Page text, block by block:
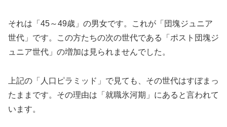
それは「45～49歳」の男女です。これが「団塊ジュニア
世代」です。この方たちの次の世代である「ポスト団塊ジ
ュニア世代」の増加は見られませんでした。
上記の「人口ピラミッド」で見ても、その世代はすぼまっ
たままです。その理由は「就職氷河期」にあると言われて
います。